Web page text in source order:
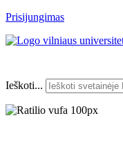
Prisijungimas
Ieškoti...